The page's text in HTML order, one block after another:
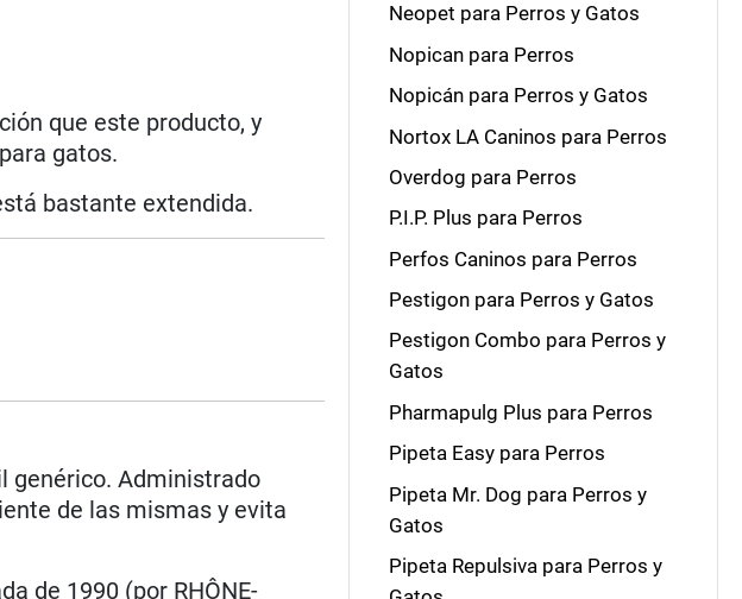
que este producto, y
gatos.
bastante extendida.
genérico. Administrado
de las mismas y evita
de 1990 (por RHÔNE-
Neopet para Perros y Gatos
Nopican para Perros
Nopicán para Perros y Gatos
Nortox LA Caninos para Perros
Overdog para Perros
P.I.P. Plus para Perros
Perfos Caninos para Perros
Pestigon para Perros y Gatos
Pestigon Combo para Perros y
Gatos
Pharmapulg Plus para Perros
Pipeta Easy para Perros
Pipeta Mr. Dog para Perros y
Gatos
Pipeta Repulsiva para Perros y